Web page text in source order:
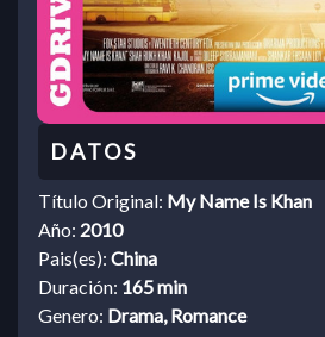
Título Original: My Name Is Khan
Año: 2010
Pais(es): China
Duración: 165 min
Genero: Drama, Romance